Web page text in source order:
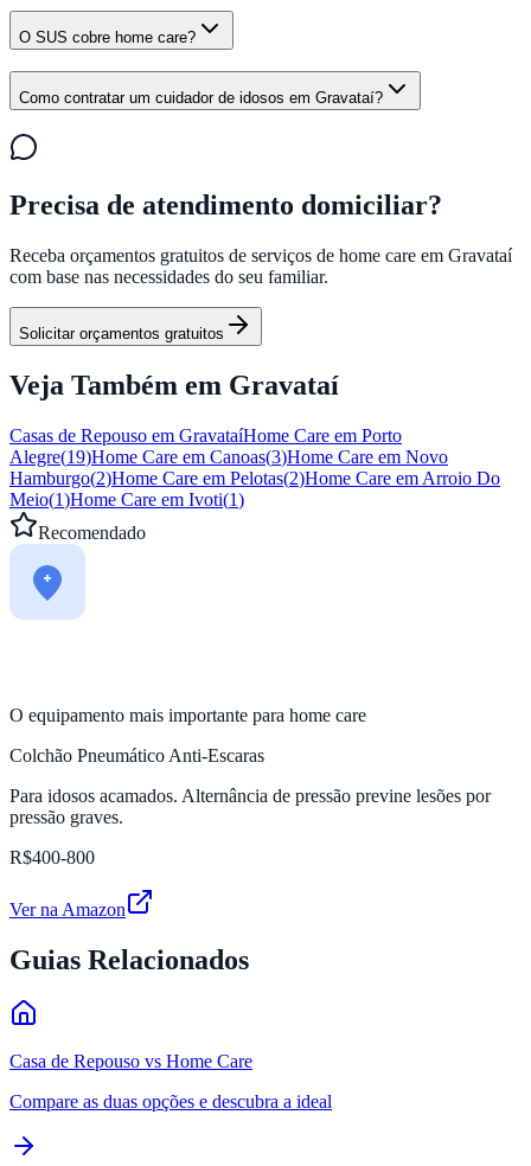
O SUS cobre home care?
Como contratar um cuidador de idosos em Gravataí?
Precisa de atendimento domiciliar?
Receba orçamentos gratuitos de serviços de home care em Gravataí
com base nas necessidades do seu familiar.
Solicitar orçamentos gratuitos
Veja Também em Gravataí
Casas de Repouso em GravataíHome Care em Porto
Alegre(19)Home Care em Canoas(3)Home Care em Novo
Hamburgo(2)Home Care em Pelotas(2)Home Care em Arroio Do
Meio(1)Home Care em Ivoti(1)
Recomendado
O equipamento mais importante para home care
Colchão Pneumático Anti-Escaras
Para idosos acamados. Alternância de pressão previne lesões por
pressão graves.
R$400-800
Ver na Amazon
Guias Relacionados
Casa de Repouso vs Home Care
Compare as duas opções e descubra a ideal